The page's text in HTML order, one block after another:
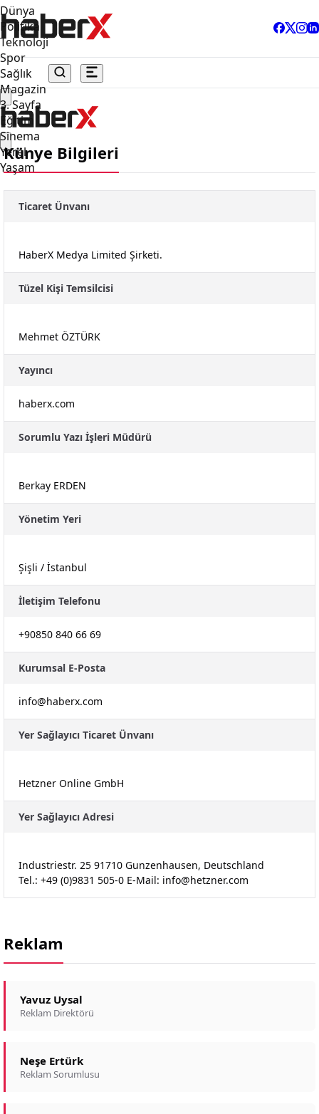
Dünya
Politika
Teknoloji
Spor
Sağlık
Magazin
3. Sayfa
Eğitim
Sinema
Yerel
Yaşam
Künye Bilgileri
Ticaret Ünvanı
HaberX Medya Limited Şirketi.
Tüzel Kişi Temsilcisi
Mehmet ÖZTÜRK
Yayıncı
haberx.com
Sorumlu Yazı İşleri Müdürü
Berkay ERDEN
Yönetim Yeri
Şişli / İstanbul
İletişim Telefonu
+90850 840 66 69
Kurumsal E-Posta
info@haberx.com
Yer Sağlayıcı Ticaret Ünvanı
Hetzner Online GmbH
Yer Sağlayıcı Adresi
Industriestr. 25 91710 Gunzenhausen, Deutschland
Tel.: +49 (0)9831 505-0 E-Mail: info@hetzner.com
Reklam
Yavuz Uysal
Reklam Direktörü
Neşe Ertürk
Reklam Sorumlusu